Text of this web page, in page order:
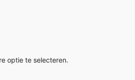
optie te selecteren.